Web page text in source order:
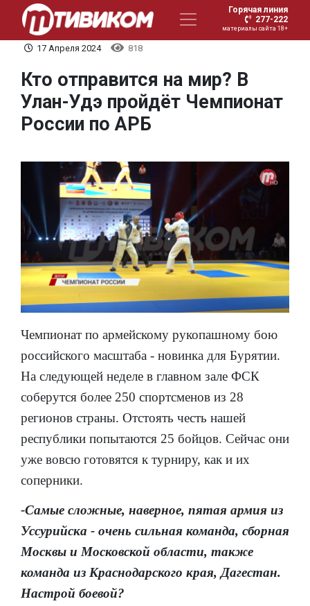
Горячая линия
277-222
материалы сайта 18+
17 Апреля 2024 818
Кто отправится на мир? В
Улан-Удэ пройдёт Чемпионат
России по АРБ
Чемпионат по армейскому рукопашному бою
российского масштаба - новинка для Бурятии.
На следующей неделе в главном зале ФСК
соберутся более 250 спортсменов из 28
регионов страны. Отстоять честь нашей
республики попытаются 25 бойцов. Сейчас они
уже вовсю готовятся к турниру, как и их
соперники.
-Самые сложные, наверное, пятая армия из
Уссурийска - очень сильная команда, сборная
Москвы и Московской области, также
команда из Краснодарского края, Дагестан.
Настрой боевой?